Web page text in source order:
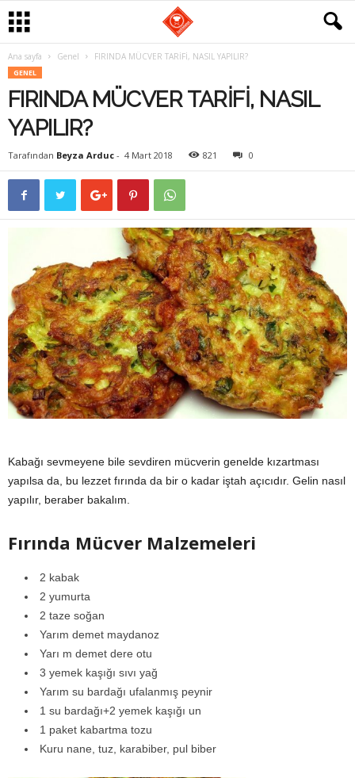
Ana sayfa Genel FIRINDA MÜCVER TARİFİ, NASIL YAPILIR?
GENEL
FIRINDA MÜCVER TARİFİ, NASIL
YAPILIR?
Tarafından Beyza Arduc - 4 Mart 2018 821 0
Kabağı sevmeyene bile sevdiren mücverin genelde kızartması
yapılsa da, bu lezzet fırında da bir o kadar iştah açıcıdır. Gelin nasıl
yapılır, beraber bakalım.
Fırında Mücver Malzemeleri
2 kabak
2 yumurta
2 taze soğan
Yarım demet maydanoz
Yarı m demet dere otu
3 yemek kaşığı sıvı yağ
Yarım su bardağı ufalanmış peynir
1 su bardağı+2 yemek kaşığı un
1 paket kabartma tozu
Kuru nane, tuz, karabiber, pul biber